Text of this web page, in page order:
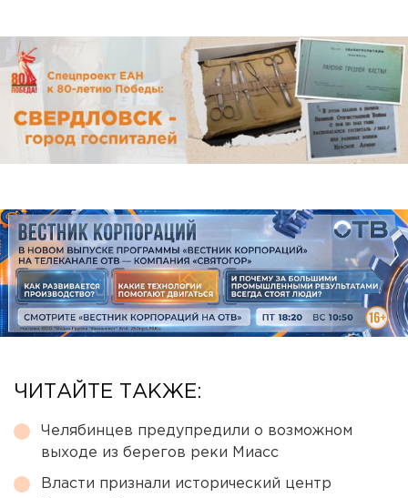
ЧИТАЙТЕ ТАКЖЕ:
Челябинцев предупредили о возможном
выходе из берегов реки Миасс
Власти признали исторический центр